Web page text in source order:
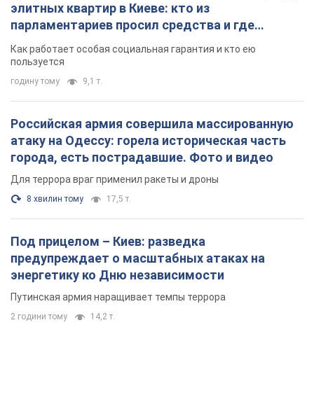
элитных квартир в Киеве: кто из
парламентариев просил средства и где
поселился
Как работает особая социальная гарантия и кто ею
пользуется
годину тому 9,1 т.
Российская армия совершила массированную
атаку на Одессу: горела историческая часть
города, есть пострадавшие. Фото и видео
Для террора враг применил ракеты и дроны
8 хвилин тому 17,5 т.
Под прицелом – Киев: разведка
предупреждает о масштабных атаках на
энергетику ко Дню независимости
Путинская армия наращивает темпы террора
2 години тому 14,2 т.